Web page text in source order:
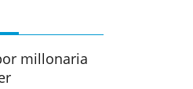
millonaria